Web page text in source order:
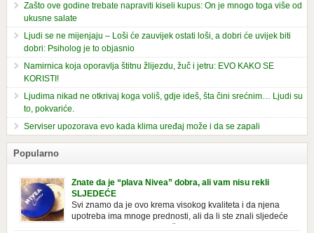
Zašto ove godine trebate napraviti kiseli kupus: On je mnogo toga više od
ukusne salate
Ljudi se ne mijenjaju – Loši će zauvijek ostati loši, a dobri će uvijek biti
dobri: Psiholog je to objasnio
Namirnica koja oporavlja štitnu žlijezdu, žuč i jetru: EVO KAKO SE
KORISTI!
Ljudima nikad ne otkrivaj koga voliš, gdje ideš, šta čini srećnim… Ljudi su
to, pokvariće.
Serviser upozorava evo kada klima uređaj može i da se zapali
Popularno
Znate da je “plava Nivea” dobra, ali vam nisu rekli
SLJEDEĆE
Svi znamo da je ovo krema visokog kvaliteta i da njena
upotreba ima mnoge prednosti, ali da li ste znali sljedeće